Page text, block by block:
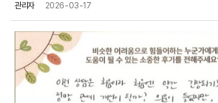
관리자 2026-03-17